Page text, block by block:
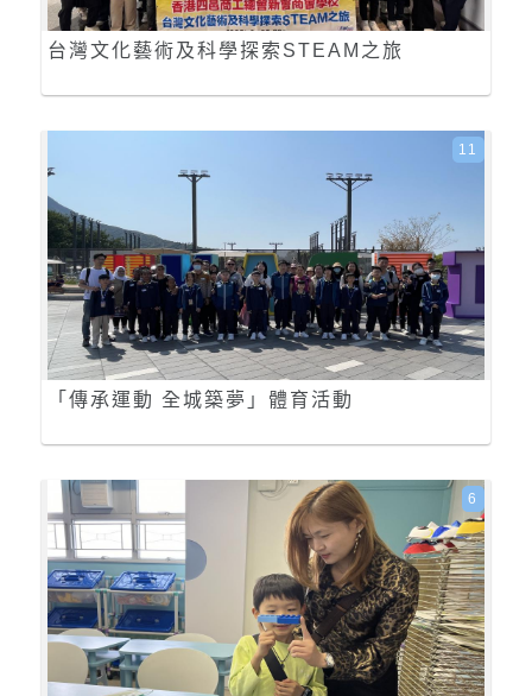
台灣文化藝術及科學探索STEAM之旅
「傳承運動 全城築夢」體育活動
11
6